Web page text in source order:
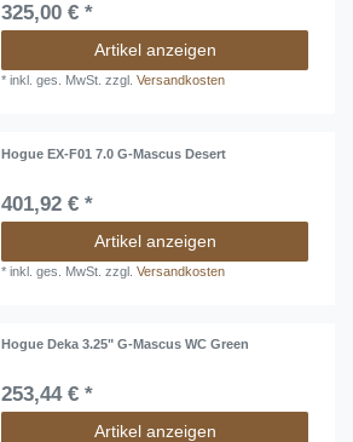
325,00 € *
Artikel anzeigen
*inkl. ges. MwSt. zzgl.Versandkosten
Hogue EX-F01 7.0 G-Mascus Desert
401,92 € *
Artikel anzeigen
*inkl. ges. MwSt. zzgl.Versandkosten
Hogue Deka 3.25" G-Mascus WC Green
253,44 € *
Artikel anzeigen